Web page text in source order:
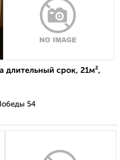
длительный срок, 21м²,
54